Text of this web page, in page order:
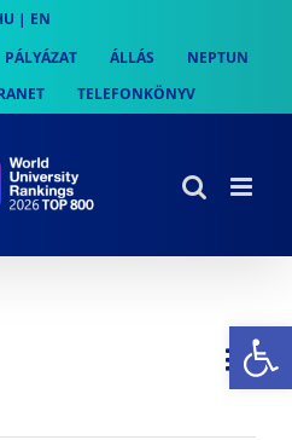
| EN
PÁLYÁZAT ÁLLÁS
NEPTUN
TELEFONKÖNYV
Nap